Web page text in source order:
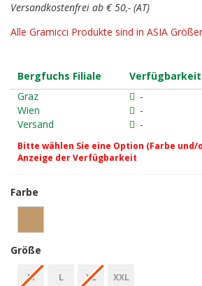
Versandkostenfrei ab € 50,- (AT)
Alle Gramicci Produkte sind in ASIA
Bergfuchs Filiale
Verfügbarkeit
Graz
-
Wien
-
Versand
-
Bitte wählen Sie eine Option (Farbe und/
Anzeige der Verfügbarkeit
Farbe
Größe
M L XL XXL